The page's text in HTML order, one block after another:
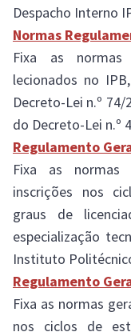
Despacho Interno
Normas
Fixa as normas
lecionados no
Decreto-Lei n.º
do Decreto-Lei n.º
Regulamento
Fixa as
inscrições nos
graus de
especialização
Instituto
Regulamento
Fixa as normas
nos ciclos de